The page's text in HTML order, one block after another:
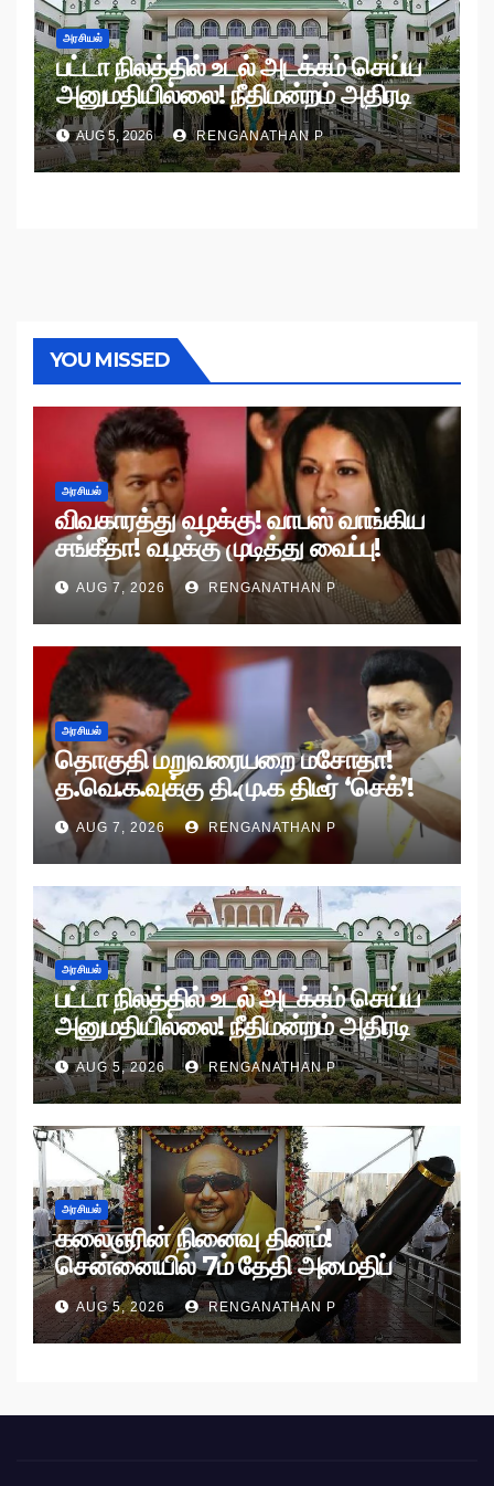
அரசியல்
பட்டா நிலத்தில் உடல் அடக்கம் செய்ய
அனுமதியில்லை! நீதிமன்றம் அதிரடி
உத்தரவு!
AUG 5, 2026 RENGANATHAN P
YOU MISSED
அரசியல்
விவகாரத்து வழக்கு! வாபஸ் வாங்கிய
சங்கீதா! வழக்கு முடித்து வைப்பு!
AUG 7, 2026 RENGANATHAN P
அரசியல்
தொகுதி மறுவரையறை மசோதா!
த.வெ.க.வுக்கு தி.மு.க திடீர் ‘செக்’!
AUG 7, 2026 RENGANATHAN P
அரசியல்
பட்டா நிலத்தில் உடல் அடக்கம் செய்ய
அனுமதியில்லை! நீதிமன்றம் அதிரடி
உத்தரவு!
AUG 5, 2026 RENGANATHAN P
அரசியல்
கலைஞரின் நினைவு தினம்!
சென்னையில் 7ம் தேதி அமைதிப்
பேரணி!
AUG 5, 2026 RENGANATHAN P